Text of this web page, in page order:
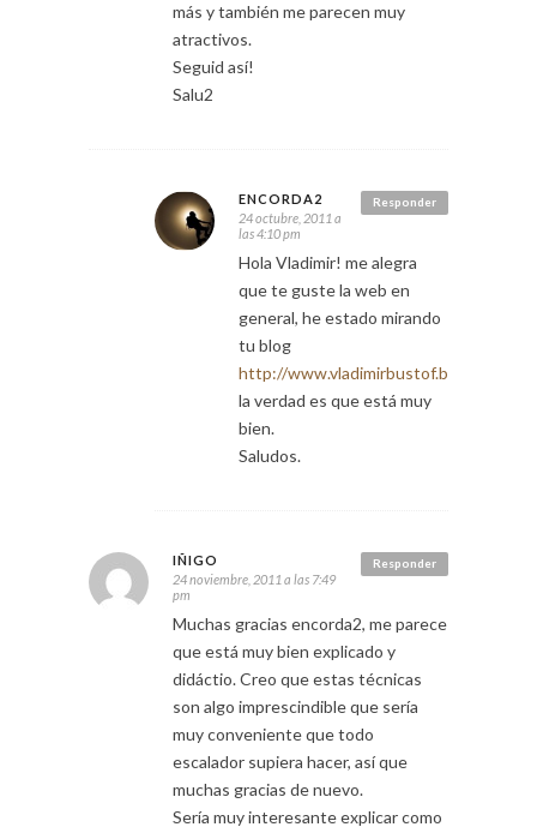
más y también me parecen muy
atractivos.
Seguid así!
Salu2
Responder
ENCORDA2
24 octubre, 2011 a
las 4:10 pm
Hola Vladimir! me alegra
que te guste la web en
general, he estado mirando
tu blog
http://
la verdad es que está muy
bien.
Saludos.
Responder
IÑIGO
24 noviembre, 2011 a las 7:49
pm
Muchas gracias encorda2, me parece
que está muy bien explicado y
didáctio. Creo que estas técnicas
son algo imprescindible que sería
muy conveniente que todo
escalador supiera hacer, así que
muchas gracias de nuevo.
Sería muy interesante explicar como